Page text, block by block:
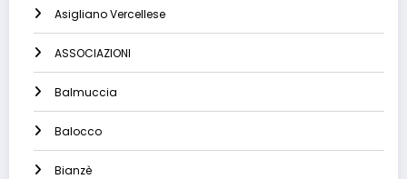
Asigliano Vercellese
ASSOCIAZIONI
Balmuccia
Balocco
Bianzè